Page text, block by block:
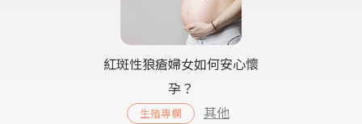
紅斑性狼瘡婦女如何安心懷
孕？
生殖專欄 其他